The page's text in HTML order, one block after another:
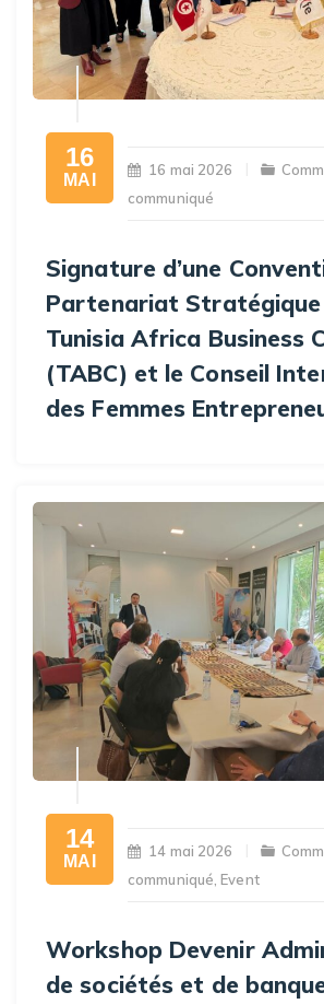
16
MAI
16 mai 2026
communiqué
Signature d’une
Partenariat
Tunisia Africa Business
(TABC) et le Conseil
des Femmes
14
MAI
14 mai 2026
communiqué ,Event
Workshop Devenir
de sociétés et de